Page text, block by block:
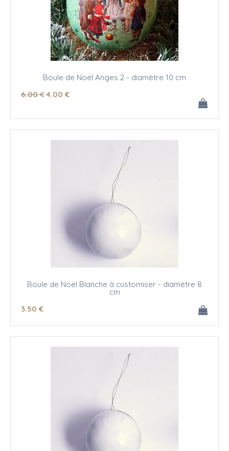
Boule de Noël Anges 2 - diamètre 10 cm
6.00 €4.00 €
Boule de Noël Blanche à customiser - diamètre 8
cm
3.50 €